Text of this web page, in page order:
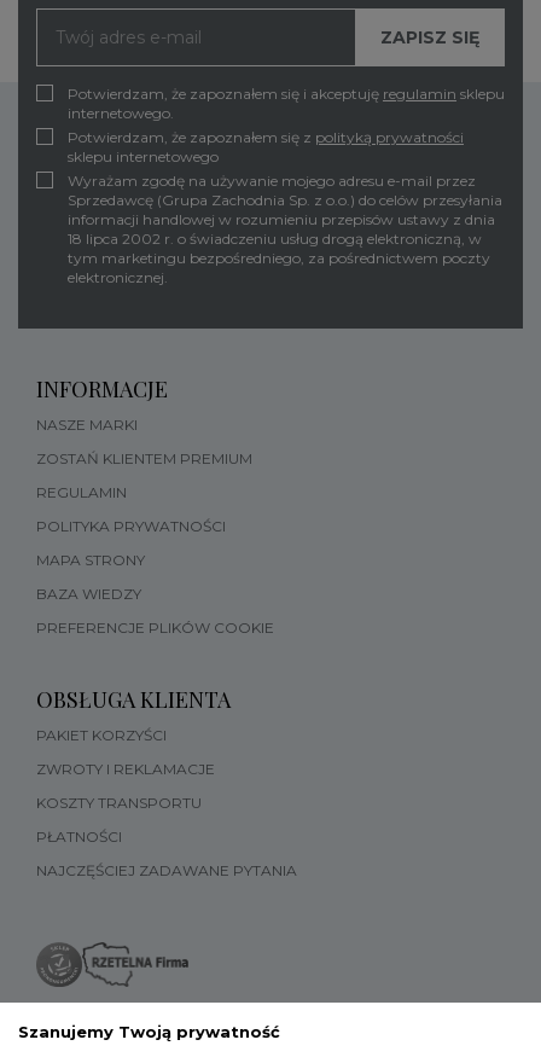
Potwierdzam, że zapoznałem się i akceptuję regulamin sklepu
internetowego.
Potwierdzam, że zapoznałem się z polityką prywatności
sklepu internetowego
Wyrażam zgodę na używanie mojego adresu e-mail przez
Sprzedawcę (Grupa Zachodnia Sp. z o.o.) do celów przesyłania
informacji handlowej w rozumieniu przepisów ustawy z dnia
18 lipca 2002 r. o świadczeniu usług drogą elektroniczną, w
tym marketingu bezpośredniego, za pośrednictwem poczty
elektronicznej.
INFORMACJE
NASZE MARKI
ZOSTAŃ KLIENTEM PREMIUM
REGULAMIN
POLITYKA PRYWATNOŚCI
MAPA STRONY
BAZA WIEDZY
PREFERENCJE PLIKÓW COOKIE
OBSŁUGA KLIENTA
PAKIET KORZYŚCI
ZWROTY I REKLAMACJE
KOSZTY TRANSPORTU
PŁATNOŚCI
NAJCZĘŚCIEJ ZADAWANE PYTANIA
Szanujemy Twoją prywatność